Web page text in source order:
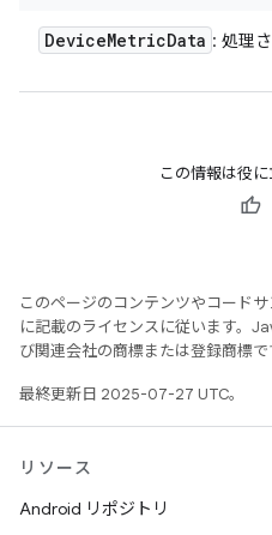
DeviceMetricData : 処理
この情報は役
このページのコンテンツやコードサ
に記載のライセンスに従います。
び関連会社の商標または登録商標で
最終更新日 2025-07-27 UTC。
リソース
Android リポジトリ